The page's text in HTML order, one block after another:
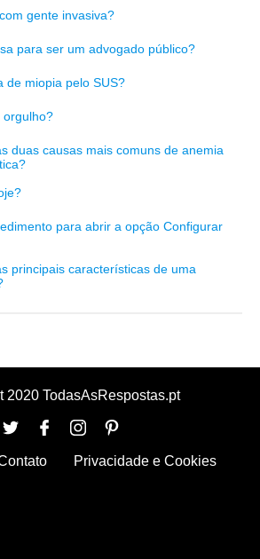
gente invasiva?
para ser um advogado público?
de miopia pelo SUS?
orgulho?
duas causas mais comuns de anemia
para abrir a opção Configurar
principais características de uma
2020 TodasAsRespostas.pt
Privacidade e Cookies